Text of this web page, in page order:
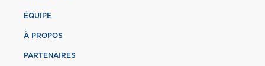
ÉQUIPE
À PROPOS
PARTENAIRES